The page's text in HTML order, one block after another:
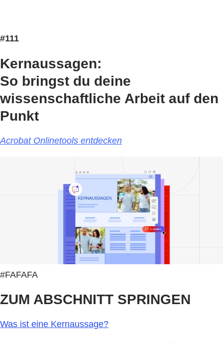
#111
Kernaussagen:
So bringst du deine
wissenschaftliche Arbeit auf den
Punkt
Acrobat Onlinetools entdecken
#FAFAFA
ZUM ABSCHNITT SPRINGEN
Was ist eine Kernaussage?